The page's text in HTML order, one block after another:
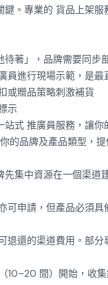
鍵。專業的 貨品上架服
著」，品牌需要同步
員進行現場示範，是
或贈品策略刺激補貨
示
站式 推廣員服務 ，讓
的品牌及產品類型，
先集中資源在一個渠道
可申請，但產品必須
退還的渠道費用。部分
10–20 間）開始，收